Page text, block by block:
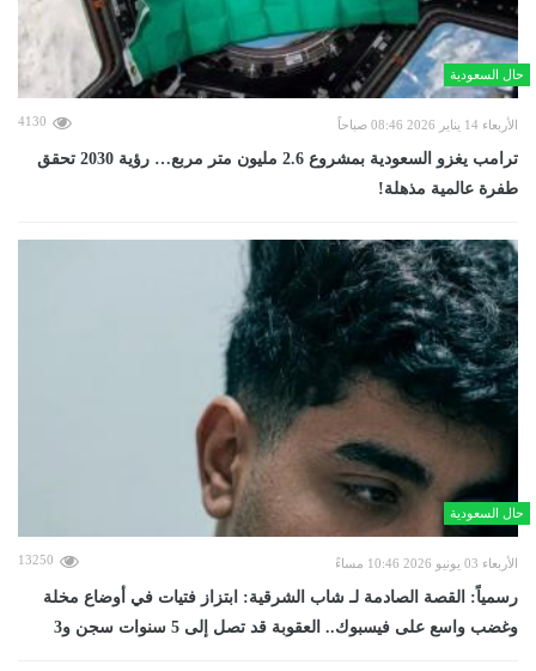
حال السعودية
الأربعاء 14 يناير 2026 08:46 صباحاً 4130
ترامب يغزو السعودية بمشروع 2.6 مليون متر مربع… رؤية 2030 تحقق
طفرة عالمية مذهلة!
حال السعودية
الأربعاء 03 يونيو 2026 10:46 مساءً 13250
رسمياً: القصة الصادمة لـ شاب الشرقية: ابتزاز فتيات في أوضاع مخلة
وغضب واسع على فيسبوك.. العقوبة قد تصل إلى 5 سنوات سجن و3